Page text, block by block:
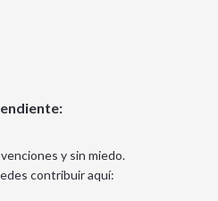
y sin miedo.
contribuir aquí: